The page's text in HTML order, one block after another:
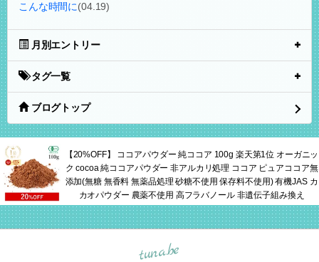
こんな時間に(04.19)
月別エントリー
タグ一覧
ブログトップ
【20%OFF】 ココアパウダー 純ココア 100g 楽天第1位 オーガニッ
ク cocoa 純ココアパウダー 非アルカリ処理 ココア ピュアココア無
添加(無糖 無香料 無薬品処理 砂糖不使用 保存料不使用) 有機JAS カ
カオパウダー 農薬不使用 高フラバノール 非遺伝子組み換え
tuna.be